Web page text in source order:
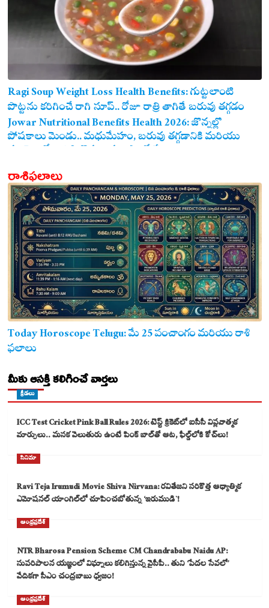
Ragi Soup Weight Loss Health Benefits: గుట్టలాంటి
పొట్టను కరిగించే రాగి సూప్.. రోజూ రాత్రి తాగితే బరువు తగ్గడం
ఖాయం!
Jowar Nutritional Benefits Health 2026: జొన్నల్లో
పోషకాలు మెండు.. మధుమేహం, బరువు తగ్గడానికి మరియు
గుండె ఆరోగ్యానికి జొన్న అన్నం ఎంతో మేలు!
రాశిఫలాలు
Today Horoscope Telugu: మే 25 పంచాంగం మరియు రాశి
ఫలాలు
మీకు ఆసక్తి కలిగించే వార్తలు
క్రీడలు
ICC Test Cricket Pink Ball Rules 2026: టెస్ట్ క్రికెట్‌లో ఐసీసీ విప్లవాత్మక
మార్పులు.. మసక వెలుతురు ఉంటే పింక్ బాల్‌తో ఆట, ఫీల్డ్‌లోకి కోచ్‌లు!
సినిమా
Ravi Teja Irumudi Movie Shiva Nirvana: రవితేజని సరికొత్త ఆధ్యాత్మిక
ఎమోషనల్ యాంగిల్‌లో చూపించబోతున్న ‘ఇరుముడి`!
ఆంధ్రప్రదేశ్
NTR Bharosa Pension Scheme CM Chandrababu Naidu AP:
సుపరిపాలన యజ్ఞంలో విఘ్నాలు కలిగిస్తున్న వైసీపీ.. తుని ‘పేదల సేవలో’
వేదికగా సీఎం చంద్రబాబు ధ్వజం!
ఆంధ్రప్రదేశ్